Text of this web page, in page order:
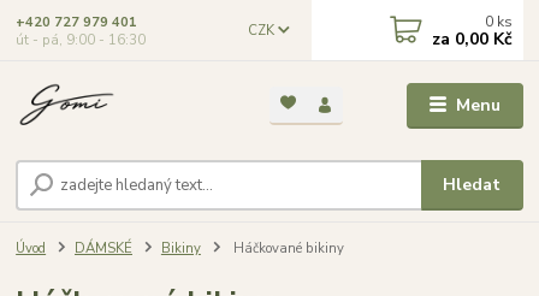
Menu
CZK
Hledat
+420 727 979 401
út - pá, 9:00 - 16:30
0 ks
za 0,00 Kč
Úvod DÁMSKÉ Bikiny Háčkované bikiny